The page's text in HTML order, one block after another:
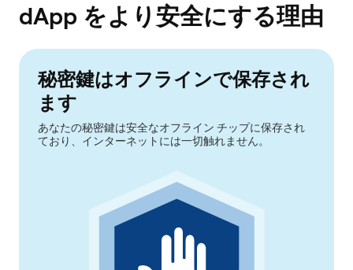
dApp をより安全にする理由
秘密鍵はオフラインで保存され
ます
あなたの秘密鍵は安全なオフライン チップに保存され
ており、インターネットには一切触れません。